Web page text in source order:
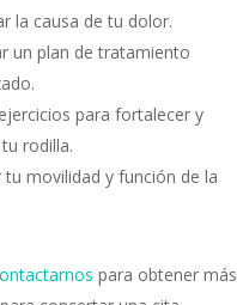
la causa de tu dolor.
un plan de tratamiento
para fortalecer y
rodilla.
tu movilidad y función de la
para obtener más